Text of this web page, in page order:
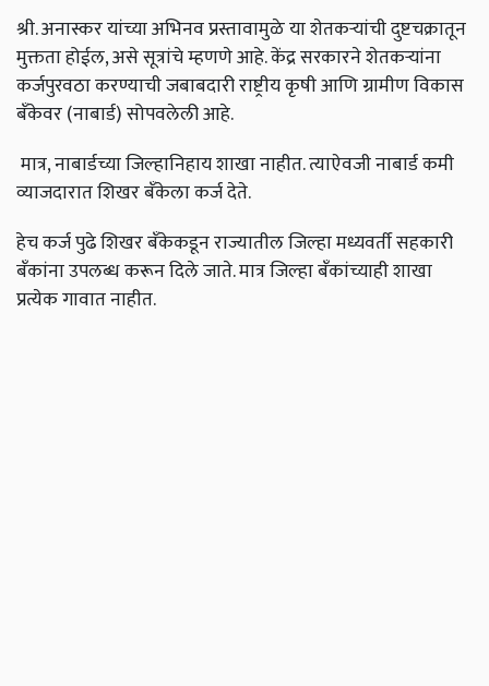
श्री. अनास्कर यांच्या अभिनव प्रस्तावामुळे या शेतकऱ्यांची दुष्टचक्रातून
मुक्तता होईल, असे सूत्रांचे म्हणणे आहे. केंद्र सरकारने शेतकऱ्यांना
कर्जपुरवठा करण्याची जबाबदारी राष्ट्रीय कृषी आणि ग्रामीण विकास
बॅंकेवर (नाबार्ड) सोपवलेली आहे.
मात्र, नाबार्डच्या जिल्हानिहाय शाखा नाहीत. त्याऐवजी नाबार्ड कमी
व्याजदारात शिखर बॅंकेला कर्ज देते.
हेच कर्ज पुढे शिखर बॅंकेकडून राज्यातील जिल्हा मध्यवर्ती सहकारी
बॅंकांना उपलब्ध करून दिले जाते. मात्र जिल्हा बॅंकांच्याही शाखा
प्रत्येक गावात नाहीत.